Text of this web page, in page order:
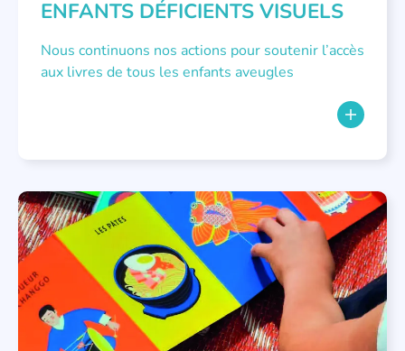
ENFANTS DÉFICIENTS VISUELS
Nous continuons nos actions pour soutenir l’accès
aux livres de tous les enfants aveugles
ATELIER , FORMATIONS LITTÉRATURE JEUNESSE ,
PETITE ENFANCE